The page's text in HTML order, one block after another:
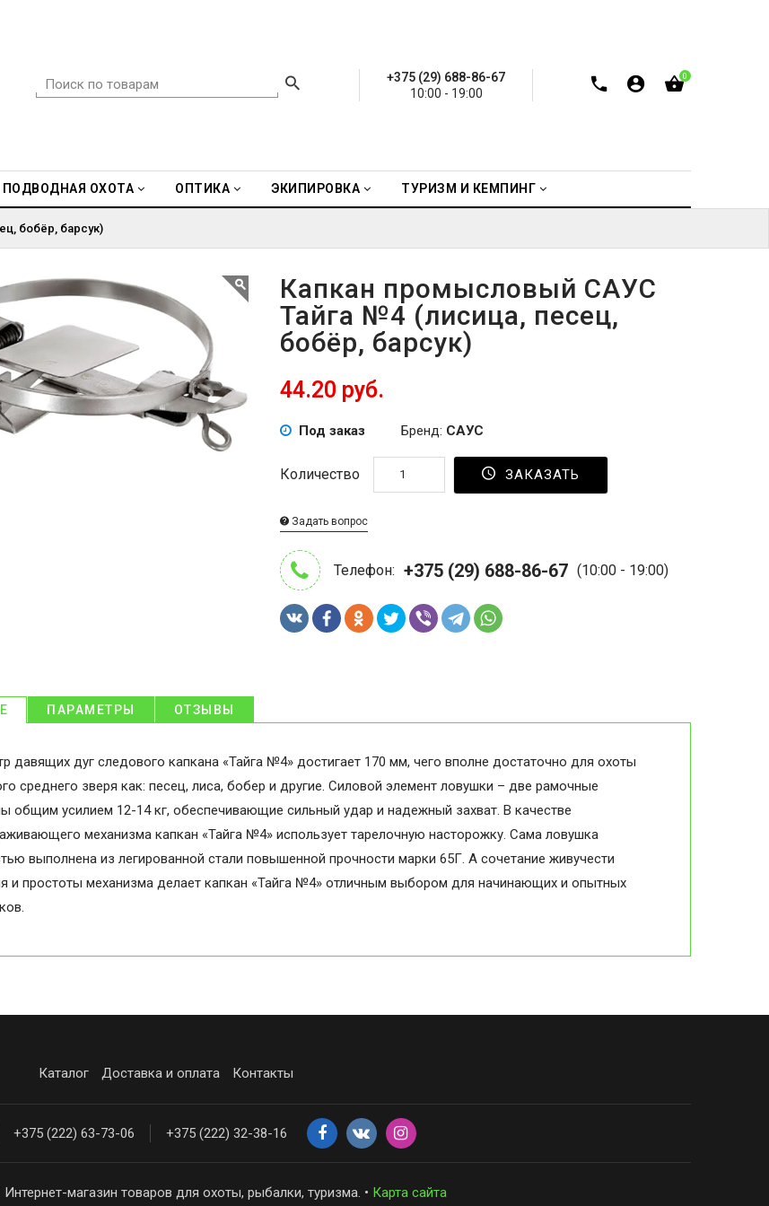
+375 (29) 688-86-67
10:00 - 19:00
0
ПОДВОДНАЯ ОХОТА ОПТИКА ЭКИПИРОВКА ТУРИЗМ И КЕМПИНГ
бобёр, барсук)
Капкан промысловый САУС
Тайга №4 (лисица, песец,
бобёр, барсук)
44.20 руб.
Под заказ Бренд: САУС
Количество ЗАКАЗАТЬ
Задать вопрос
Телефон: +375 (29) 688-86-67 (10:00 - 19:00)
ПАРАМЕТРЫ ОТЗЫВЫ
давящих дуг следового капкана «Тайга №4» достигает 170 мм, чего вполне достаточно для охоты
среднего зверя как: песец, лиса, бобер и другие. Силовой элемент ловушки – две рамочные
общим усилием 12-14 кг, обеспечивающие сильный удар и надежный захват. В качестве
механизма капкан «Тайга №4» использует тарелочную насторожку. Сама ловушка
выполнена из легированной стали повышенной прочности марки 65Г. А сочетание живучести
и простоты механизма делает капкан «Тайга №4» отличным выбором для начинающих и опытных
Каталог Доставка и оплата Контакты
+375 (222) 63-73-06 +375 (222) 32-38-16
Интернет-магазин товаров для охоты, рыбалки, туризма. • Карта сайта